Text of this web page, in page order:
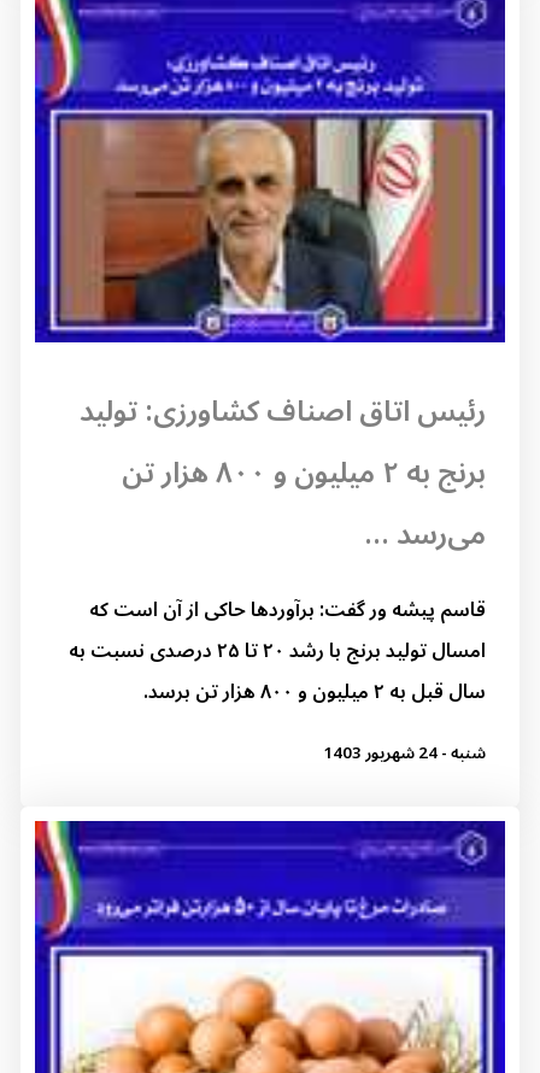
رئیس اتاق اصناف کشاورزی: تولید
برنج به ۲ میلیون و ۸۰۰ هزار تن
می‌رسد ...
قاسم پیشه ور گفت: برآوردها حاکی از آن است که
امسال تولید برنج با رشد ۲۰ تا ۲۵ درصدی نسبت به
سال قبل به ۲ میلیون و ۸۰۰ هزار تن برسد.
شنبه - 24 شهریور 1403